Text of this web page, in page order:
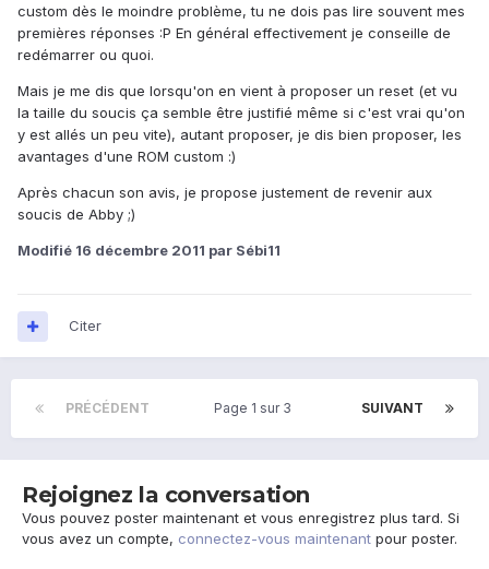
custom dès le moindre problème, tu ne dois pas lire souvent mes
premières réponses :P En général effectivement je conseille de
redémarrer ou quoi.
Mais je me dis que lorsqu'on en vient à proposer un reset (et vu
la taille du soucis ça semble être justifié même si c'est vrai qu'on
y est allés un peu vite), autant proposer, je dis bien proposer, les
avantages d'une ROM custom :)
Après chacun son avis, je propose justement de revenir aux
soucis de Abby ;)
Modifié 16 décembre 2011 par Sébi11
Citer
PRÉCÉDENT SUIVANT
Page 1 sur 3
Rejoignez la conversation
Vous pouvez poster maintenant et vous enregistrez plus tard. Si
vous avez un compte, connectez-vous maintenant pour poster.